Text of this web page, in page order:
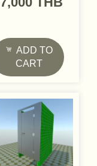
ADD TO
CART